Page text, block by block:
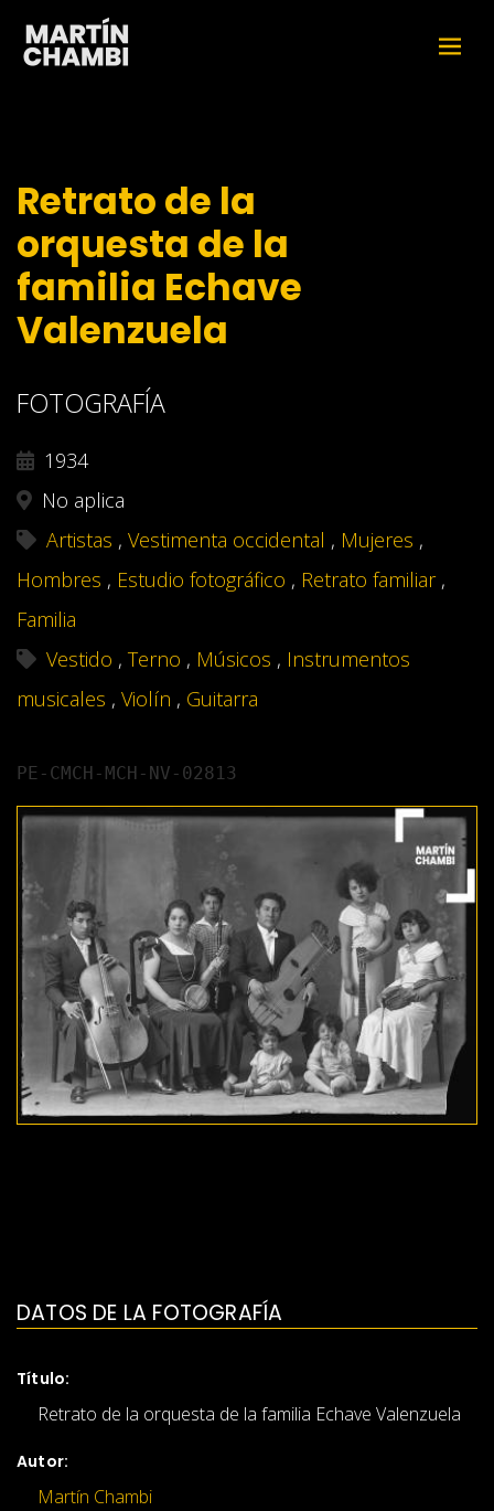
DATOS DE LA FOTOGRAFÍA
Título:
Retrato de la orquesta de la familia Echave Valenzuela
Autor:
Martín Chambi
Retrato de la
orquesta de la
familia Echave
Valenzuela
FOTOGRAFÍA
1934
No aplica
Artistas , Vestimenta occidental , Mujeres ,
Hombres , Estudio fotográfico , Retrato familiar,
Familia
Vestido , Terno , Músicos , Instrumentos
musicales , Violín , Guitarra
PE-CMCH-MCH-NV-02813